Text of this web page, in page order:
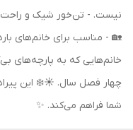
نیست. - تن‌خور شیک و راحت،
🏡 - مناسب برای خانم‌های
خانم‌هایی که به پارچه‌های
چهار فصل سال. ☀️❄️ این
شما فراهم می‌کند. ✨